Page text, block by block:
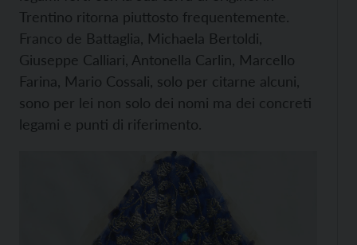
Trentino ritorna piuttosto frequentemente.
Franco de Battaglia, Michaela Bertoldi,
Giuseppe Calliari, Antonella Carlin, Marcello
Farina, Mario Cossali, solo per citarne alcuni,
sono per lei non solo dei nomi ma dei concreti
legami e punti di riferimento.